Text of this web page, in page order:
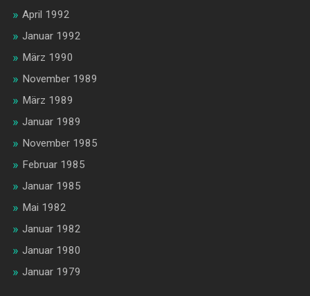
April 1992
Januar 1992
März 1990
November 1989
März 1989
Januar 1989
November 1985
Februar 1985
Januar 1985
Mai 1982
Januar 1982
Januar 1980
Januar 1979